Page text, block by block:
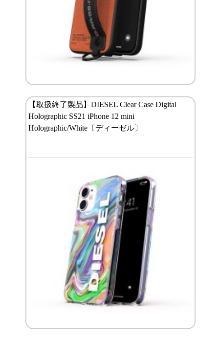
【取扱終了製品】DIESEL Clear Case Digital
Holographic SS21 iPhone 12 mini
Holographic/White〔ディーゼル〕